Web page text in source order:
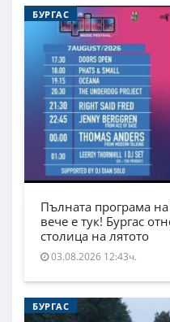
БУРГАС
Пълната програма на
вече е тук! Бургас
столица на лятото
03.08.2026 12:43ч.
БУРГАС